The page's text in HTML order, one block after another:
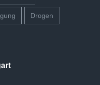
Drogen